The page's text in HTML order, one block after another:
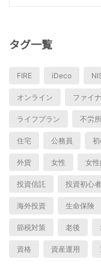
タグ一覧
FIRE iDeco
オンライン ファイ
ライフプラン 不労
住宅 公務員
外貨 女性 女
投資信託 投資初心者
海外投資 生命保険
節税対策 老後
資格 資産運用